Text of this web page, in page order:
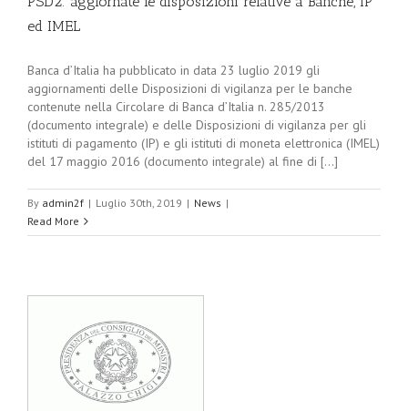
ed IMEL
Banca d’Italia ha pubblicato in data 23 luglio 2019 gli
aggiornamenti delle Disposizioni di vigilanza per le banche
contenute nella Circolare di Banca d’Italia n. 285/2013
(documento integrale) e delle Disposizioni di vigilanza per gli
istituti di pagamento (IP) e gli istituti di moneta elettronica (IMEL)
del 17 maggio 2016 (documento integrale) al fine di [...]
By admin2f | Luglio 30th, 2019 | News |
Read More